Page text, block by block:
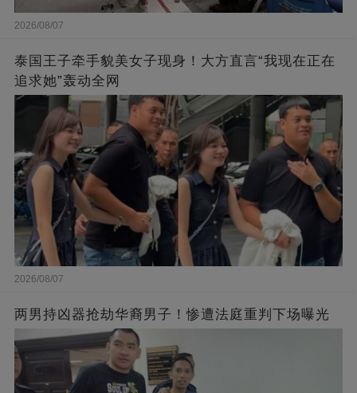
2026/08/07
泰国王子牵手貌美女子现身！大方直言“我现在正在
追求她”轰动全网
2026/08/07
两男持凶器抢劫华裔男子！惨遭法庭重判下场曝光